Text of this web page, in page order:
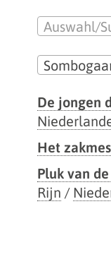
Auswahl/
De jongen
Het zakmes
Pluk van
Rijn /